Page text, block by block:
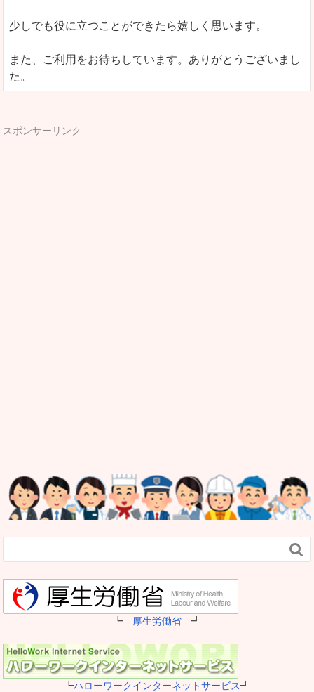
少しでも役に立つことができたら嬉しく思います。
また、ご利用をお待ちしています。ありがとうございまし
た。
スポンサーリンク

┗ 厚生労働省 ┛
┗ハローワークインターネットサービス┛